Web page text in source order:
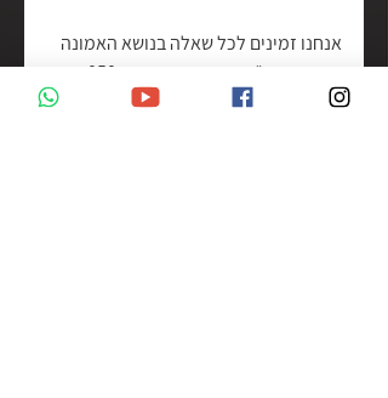
אנחנו זמינים לכל שאלה בנושא האמונה
בישוע, בתנ״ך ובברית החדשה: 050-
4872147